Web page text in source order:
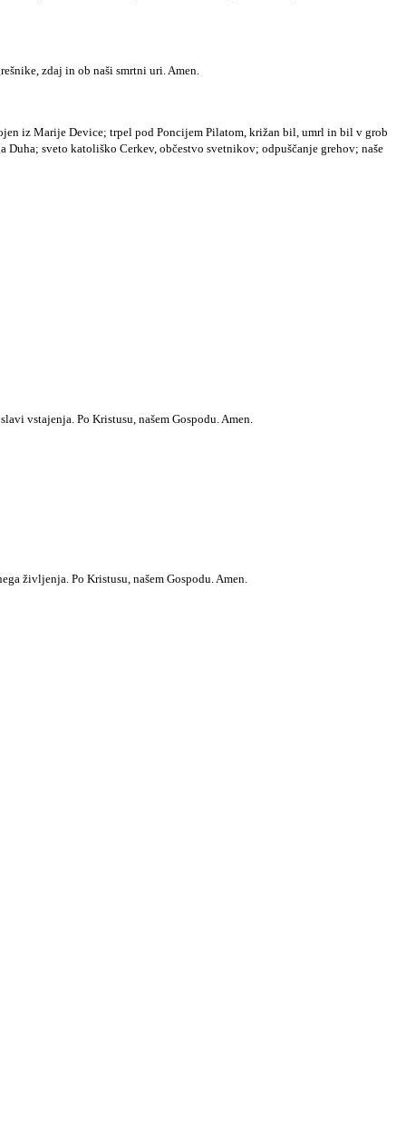
zdaj in ob naši smrtni uri. Amen.
iz Marije Device; trpel pod Poncijem Pilatom, križan bil, umrl in bil v grob
sveto katoliško Cerkev, občestvo svetnikov; odpuščanje grehov; naše
vstajenja. Po Kristusu, našem Gospodu. Amen.
življenja. Po Kristusu, našem Gospodu. Amen.